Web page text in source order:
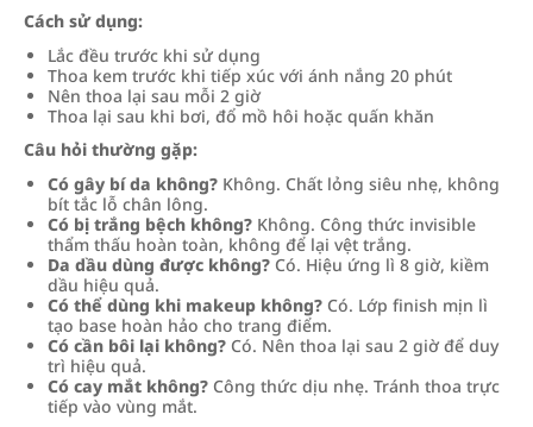
Cách sử dụng:
Lắc đều trước khi sử dụng
Thoa kem trước khi tiếp xúc với ánh nắng 20 phút
Nên thoa lại sau mỗi 2 giờ
Thoa lại sau khi bơi, đổ mồ hôi hoặc quấn khăn
Câu hỏi thường gặp:
Có gây bí da không? Không. Chất lỏng siêu nhẹ, không
bít tắc lỗ chân lông.
Có bị trắng bệch không? Không. Công thức invisible
thẩm thấu hoàn toàn, không để lại vệt trắng.
Da dầu dùng được không? Có. Hiệu ứng lì 8 giờ, kiềm
dầu hiệu quả.
Có thể dùng khi makeup không? Có. Lớp finish mịn lì
tạo base hoàn hảo cho trang điểm.
Có cần bôi lại không? Có. Nên thoa lại sau 2 giờ để duy
trì hiệu quả.
Có cay mắt không? Công thức dịu nhẹ. Tránh thoa trực
tiếp vào vùng mắt.